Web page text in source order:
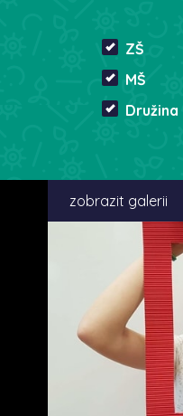
ZŠ
MŠ
Družina
zobrazit galerii